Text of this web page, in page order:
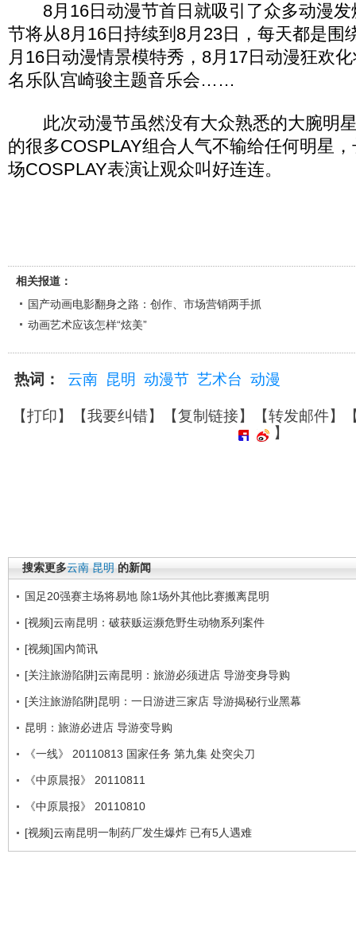
8月16日动漫节首日就吸引了众多动漫发
节将从8月16日持续到8月23日，每天都是围
月16日动漫情景模特秀，8月17日动漫狂欢
名乐队宫崎骏主题音乐会……
此次动漫节虽然没有大众熟悉的大腕明
的很多COSPLAY组合人气不输给任何明星
场COSPLAY表演让观众叫好连连。
相关报道：
国产动画电影翻身之路：创作、市场营销两手抓
动画艺术应该怎样“炫美”
热词： 云南 昆明 动漫节 艺术台 动漫
【打印】【我要纠错】【复制链接】【转发邮件】
】
搜索更多云南 昆明 的新闻
国足20强赛主场将易地 除1场外其他比赛搬离昆明
[视频]云南昆明：破获贩运濒危野生动物系列案件
[视频]国内简讯
[关注旅游陷阱]云南昆明：旅游必须进店 导游变身导购
[关注旅游陷阱]昆明：一日游进三家店 导游揭秘行业黑幕
昆明：旅游必进店 导游变导购
《一线》 20110813 国家任务 第九集 处突尖刀
《中原晨报》 20110811
《中原晨报》 20110810
[视频]云南昆明一制药厂发生爆炸 已有5人遇难